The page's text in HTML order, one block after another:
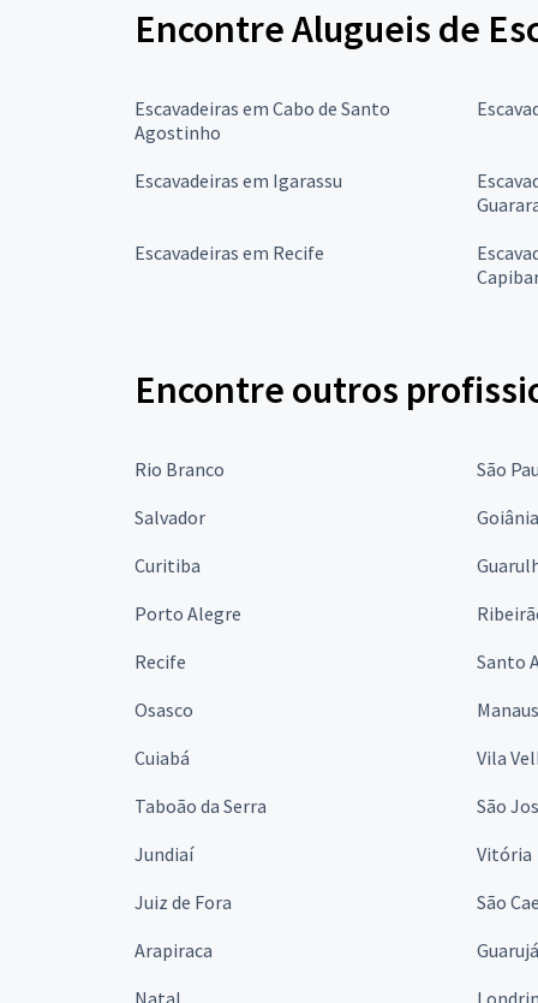
Encontre Alugueis de
Escavadeiras em Cabo de Santo
Agostinho
Escavadeiras em Igarassu
Escavadeiras em Recife
Encontre outros
Rio Branco São
Salvador
Goiânia
Curitiba
Porto Alegre
Recife
Santo
Osasco
Manaus
Cuiabá
Vila
Taboão da Serra
São
Jundiaí
Vitória
Juiz de Fora
São
Arapiraca
Guarujá